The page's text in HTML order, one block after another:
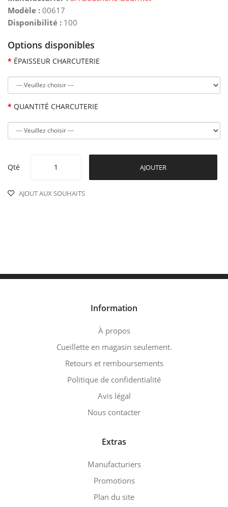
Modèle : 00617
Disponibilité : 100
Options disponibles
ÉPAISSEUR CHARCUTERIE
QUANTITÉ CHARCUTERIE
Qté AJOUTER
AJOUT AUX SOUHAITS
Information
À propos
Cueillette en magasin seulement.
Retours et remboursements
Politique de confidentialité
Avis légal
Nous contacter
Extras
Manufacturiers
Promotions
Plan du site